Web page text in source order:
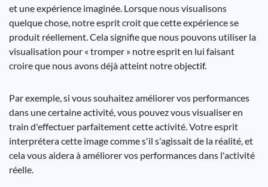
et une expérience imaginée. Lorsque nous visualisons
quelque chose, notre esprit croit que cette expérience se
produit réellement. Cela signifie que nous pouvons utiliser la
visualisation pour « tromper » notre esprit en lui faisant
croire que nous avons déjà atteint notre objectif.
Par exemple, si vous souhaitez améliorer vos performances
dans une certaine activité, vous pouvez vous visualiser en
train d'effectuer parfaitement cette activité. Votre esprit
interprétera cette image comme s'il s'agissait de la réalité, et
cela vous aidera à améliorer vos performances dans l'activité
réelle.